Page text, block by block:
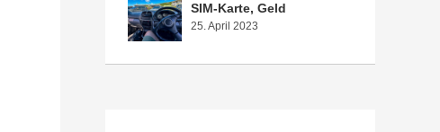
SIM-Karte, Geld
25. April 2023